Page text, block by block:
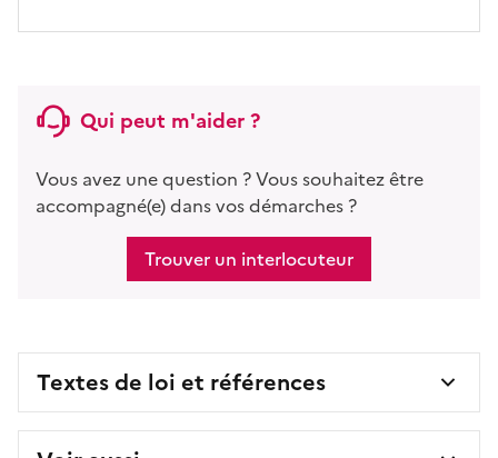
Qui peut m'aider ?
Vous avez une question ? Vous souhaitez être
accompagné(e) dans vos démarches ?
Trouver un interlocuteur
Textes de loi et références